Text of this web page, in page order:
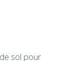
sol pour